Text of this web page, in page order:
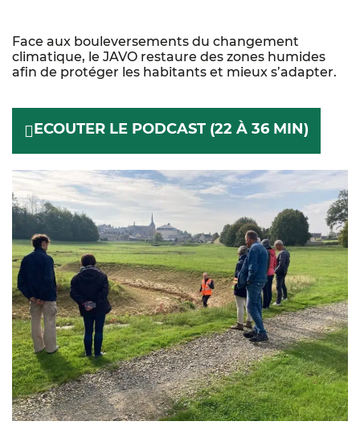
Face aux bouleversements du changement
climatique, le JAVO restaure des zones humides
afin de protéger les habitants et mieux s’adapter.
ECOUTER LE PODCAST (22 À 36 MIN)